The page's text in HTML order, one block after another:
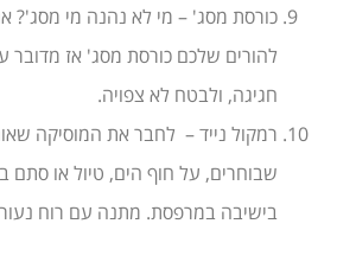
כורסת מסג' – מי לא נהנה מי מסג'?
להורים שלכם כורסת מסג' אז מדובר
חגיגה, ולבטח לא צפויה.
רמקול נייד – לחבר את המוסיקה
שבוחרים, על חוף הים, טיול או סתם
בישיבה במרפסת. מתנה עם רוח